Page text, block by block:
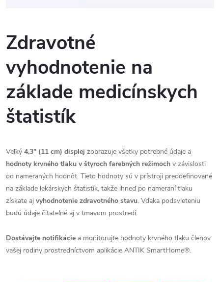
Zdravotné
vyhodnotenie na
základe medicínskych
štatistík
Veľký 4,3" (11 cm) displej zobrazuje všetky potrebné údaje a
hodnoty krvného tlaku v štyroch farebných režimoch v závislosti
od nameraných hodnôt. Tieto hodnoty sú v prístroji preddefinované
na základe lekárskych štatistík, takže ihneď po nameraní tlaku
získate aj vyhodnotenie zdravotného stavu. Vďaka podsvieteniu
budú údaje čitateľné aj v tmavom prostredí.
Dostávajte notifikácie a monitorujte hodnoty krvného tlaku členov
vašej rodiny prostredníctvom aplikácie ANTIK SmartHome®.